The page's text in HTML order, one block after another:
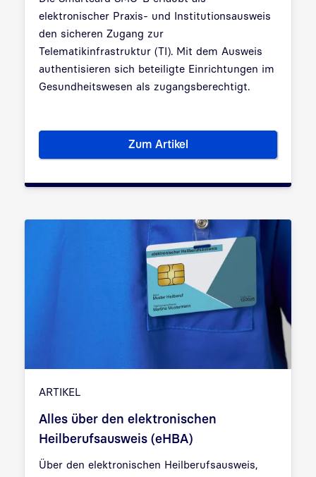
elektronischer Praxis- und Institutionsausweis
den sicheren Zugang zur
Telematikinfrastruktur (TI). Mit dem Ausweis
authentisieren sich beteiligte Einrichtungen im
Gesundheitswesen als zugangsberechtigt.
Zum ArtikelAlles über den
ARTIKEL
Alles über den elektronischen
Heilberufsausweis (eHBA)
Über den elektronischen Heilberufsausweis,